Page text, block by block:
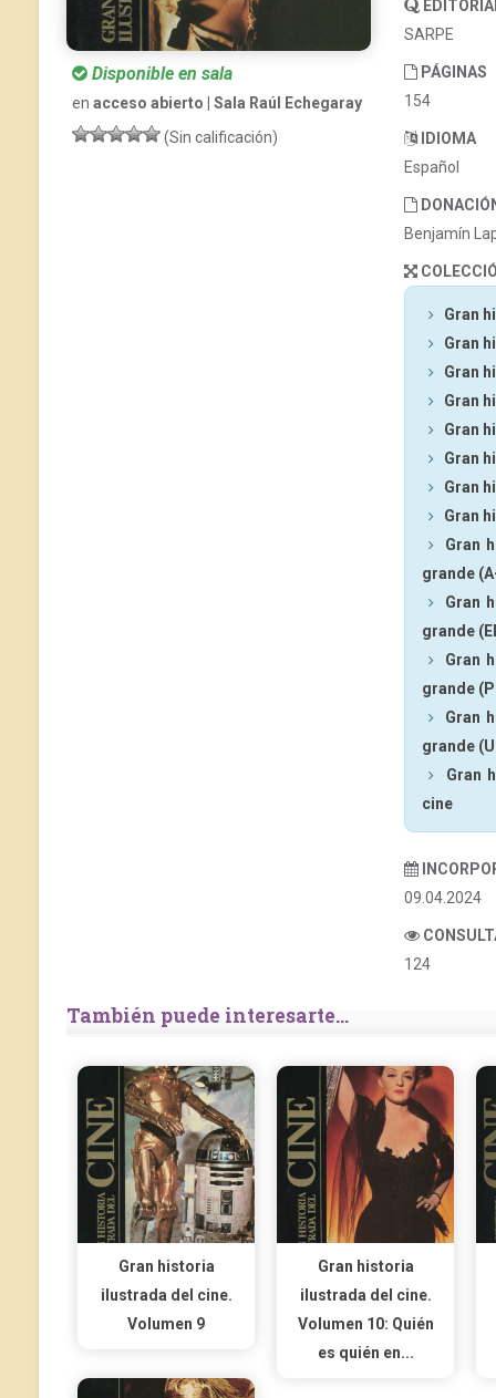
Disponible en sala
en acceso abierto | Sala Raúl Echegaray
(Sin calificación)
SARPE
PÁGINAS
154
IDIOMA
Español
Benjamín
Gran
Gran
Gran
Gran
Gran
Gran
Gran
Gran
Gran
grande
Gran
grande
Gran
grande
Gran
grande
Gran
cine
09.04.2024
124
También puede interesarte...
Gran historia
ilustrada del cine.
Volumen 9
Gran historia
ilustrada del cine.
Volumen 10: Quién
es quién en...